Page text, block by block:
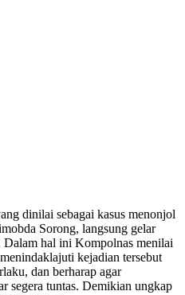
dinilai sebagai kasus menonjol
Sorong, langsung gelar
Dalam hal ini Kompolnas menilai
kejadian tersebut
dan berharap agar
segera tuntas. Demikian ungkap